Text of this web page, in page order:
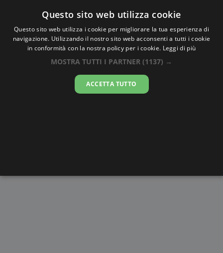
Oraesatta.co
Ora EsattaFoum el Oued
15:07:37
Questo sito web utilizza cookie
Questo sito web utilizza i cookie per migliorare la tua esperienza di
navigazione. Utilizzando il nostro sito web acconsenti a tutti i cookie
in conformità con la nostra policy per i cookie. Leggi di più
MOSTRA TUTTI I PARTNER (1137) →
ACCETTA TUTTO